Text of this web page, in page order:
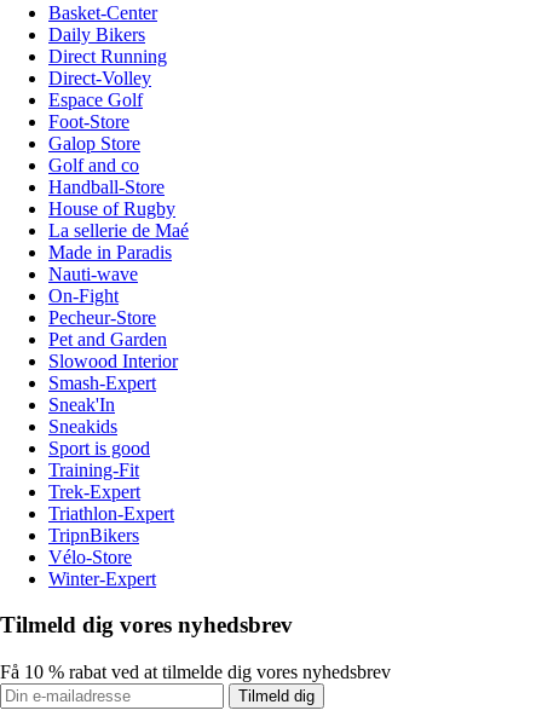
Basket-Center
Daily Bikers
Direct Running
Direct-Volley
Espace Golf
Foot-Store
Galop Store
Golf and co
Handball-Store
House of Rugby
La sellerie de Maé
Made in Paradis
Nauti-wave
On-Fight
Pecheur-Store
Pet and Garden
Slowood Interior
Smash-Expert
Sneak'In
Sneakids
Sport is good
Training-Fit
Trek-Expert
Triathlon-Expert
TripnBikers
Vélo-Store
Winter-Expert
Tilmeld dig vores nyhedsbrev
Få 10 % rabat ved at tilmelde dig vores nyhedsbrev
Tilmeld dig